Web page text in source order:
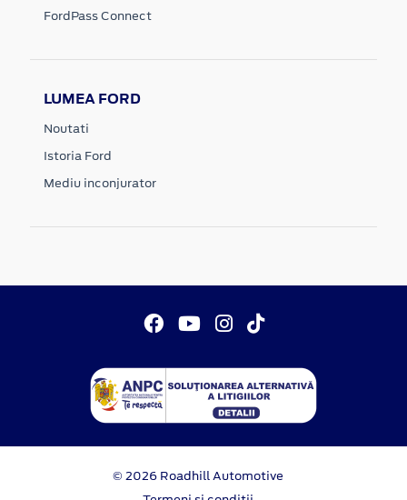
FordPass Connect
LUMEA FORD
Noutati
Istoria Ford
Mediu inconjurator
© 2026 Roadhill Automotive